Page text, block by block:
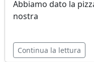
Abbiamo dato la
nostra
Continua la lettura